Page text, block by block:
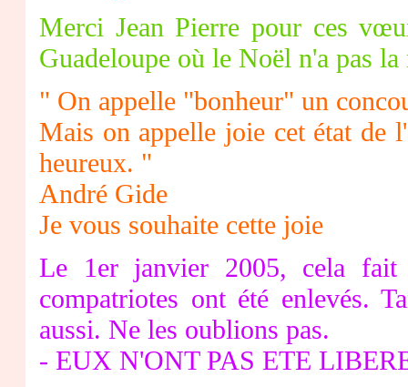
Merci Jean Pierre pour ces
Guadeloupe où le Noël n'a pas
" On appelle "bonheur" un
Mais on appelle joie cet état de
heureux. "
André Gide
Je vous souhaite cette joie
Le 1er janvier 2005, cela
compatriotes ont été enlevés.
aussi. Ne les oublions pas.
- EUX N'ONT PAS ETE